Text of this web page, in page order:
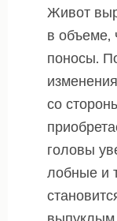
Живот
в объеме,
поносы.
изменения
со
головы
лобные и